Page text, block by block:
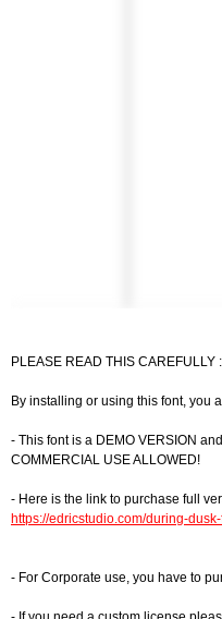
PLEASE READ THIS CAREFULLY :
By installing or using this font, you
- This font is a DEMO VERSION
COMMERCIAL USE ALLOWED!
- Here is the link to purchase full
https://edricstudio.com/during-
- For Corporate use, you have to